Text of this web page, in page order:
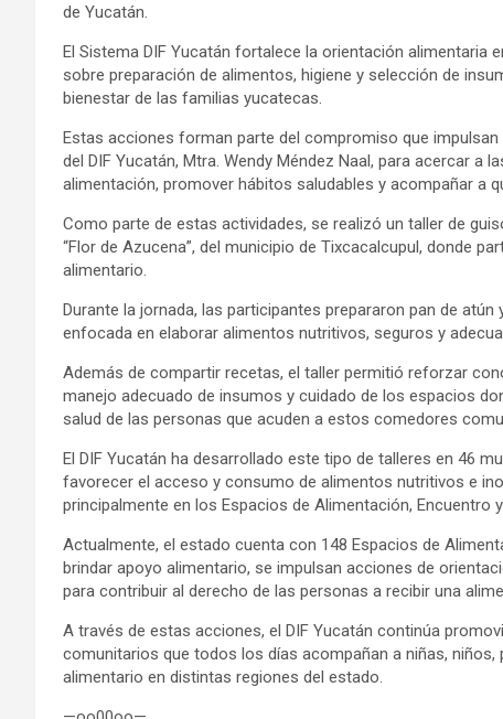
de Yucatán.
El Sistema DIF Yucatán fortalece la orientación alimentaria
sobre preparación de alimentos, higiene y selección de
bienestar de las familias yucatecas.
Estas acciones forman parte del compromiso que
del DIF Yucatán, Mtra. Wendy Méndez Naal, para acercar a
alimentación, promover hábitos saludables y acompañar a
Como parte de estas actividades, se realizó un taller de
“Flor de Azucena”, del municipio de Tixcacalcupul, donde
alimentario.
Durante la jornada, las participantes prepararon pan de
enfocada en elaborar alimentos nutritivos, seguros y
Además de compartir recetas, el taller permitió reforzar
manejo adecuado de insumos y cuidado de los espacios
salud de las personas que acuden a estos comedores
El DIF Yucatán ha desarrollado este tipo de talleres en 46
favorecer el acceso y consumo de alimentos nutritivos e
principalmente en los Espacios de Alimentación, Encuentro
Actualmente, el estado cuenta con 148 Espacios de
brindar apoyo alimentario, se impulsan acciones de
para contribuir al derecho de las personas a recibir una
A través de estas acciones, el DIF Yucatán continúa
comunitarios que todos los días acompañan a niñas,
alimentario en distintas regiones del estado.